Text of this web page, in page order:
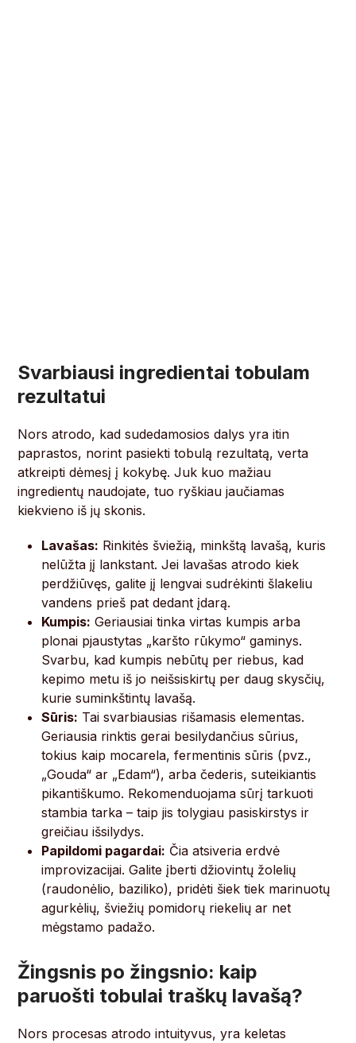
Svarbiausi ingredientai tobulam
rezultatui
Nors atrodo, kad sudedamosios dalys yra itin
paprastos, norint pasiekti tobulą rezultatą, verta
atkreipti dėmesį į kokybę. Juk kuo mažiau
ingredientų naudojate, tuo ryškiau jaučiamas
kiekvieno iš jų skonis.
Lavašas: Rinkitės šviežią, minkštą lavašą, kuris
nelūžta jį lankstant. Jei lavašas atrodo kiek
perdžiūvęs, galite jį lengvai sudrėkinti šlakeliu
vandens prieš pat dedant įdarą.
Kumpis: Geriausiai tinka virtas kumpis arba
plonai pjaustytas „karšto rūkymo“ gaminys.
Svarbu, kad kumpis nebūtų per riebus, kad
kepimo metu iš jo neišsiskirtų per daug skysčių,
kurie suminkštintų lavašą.
Sūris: Tai svarbiausias rišamasis elementas.
Geriausia rinktis gerai besilydančius sūrius,
tokius kaip mocarela, fermentinis sūris (pvz.,
„Gouda“ ar „Edam“), arba čederis, suteikiantis
pikantiškumo. Rekomenduojama sūrį tarkuoti
stambia tarka – taip jis tolygiau pasiskirstys ir
greičiau išsilydys.
Papildomi pagardai: Čia atsiveria erdvė
improvizacijai. Galite įberti džiovintų žolelių
(raudonėlio, baziliko), pridėti šiek tiek marinuotų
agurkėlių, šviežių pomidorų riekelių ar net
mėgstamo padažo.
Žingsnis po žingsnio: kaip
paruošti tobulai traškų lavašą?
Nors procesas atrodo intuityvus, yra keletas